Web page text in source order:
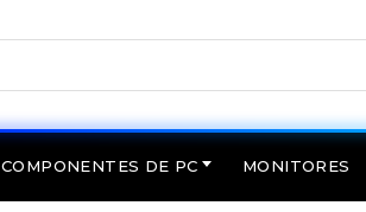
COMPONENTES DE PC MONITORES